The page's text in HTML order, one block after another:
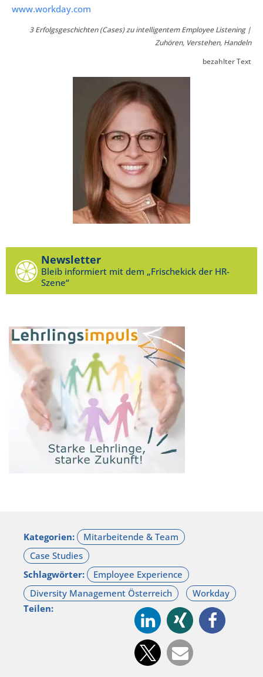
www.workday.com
3 Erfolgsgeschichten (Cases) zu intelligentem Employee Listening |
Zuhören, Verstehen, Handeln
bezahlter Text
Newsletter
Bleib informiert mit dem „Frischekick der HR-
Szene“
Kategorien:
Schlagwörter:
Teilen: